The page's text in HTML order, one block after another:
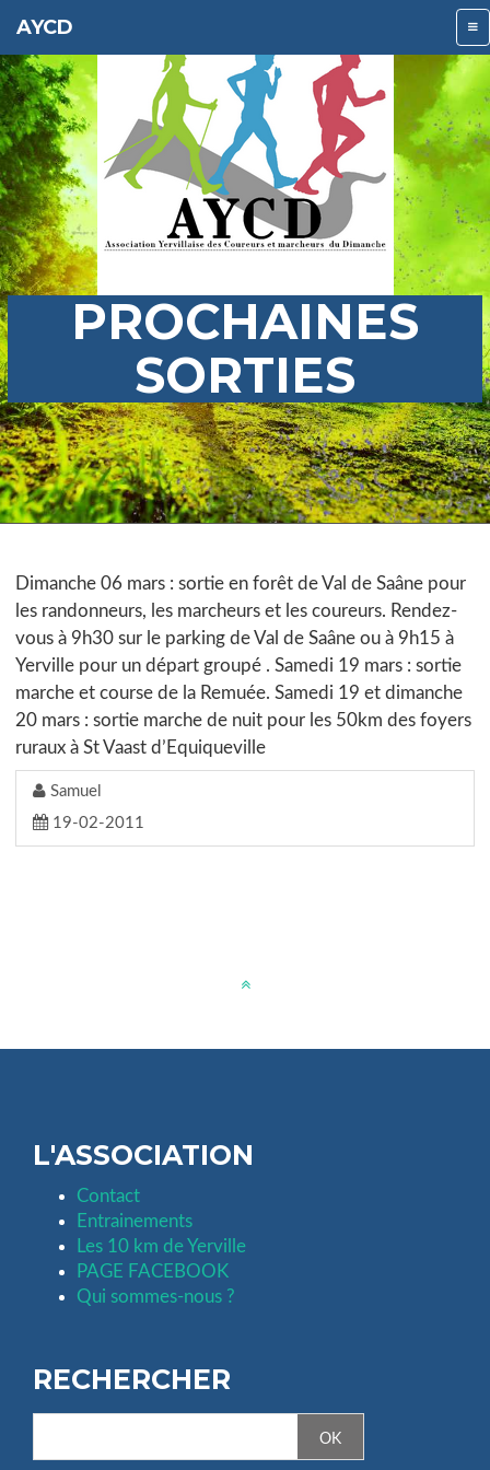
AYCD
PROCHAINES
SORTIES
Dimanche 06 mars : sortie en forêt de Val de Saâne pour
les randonneurs, les marcheurs et les coureurs. Rendez-
vous à 9h30 sur le parking de Val de Saâne ou à 9h15 à
Yerville pour un départ groupé . Samedi 19 mars : sortie
marche et course de la Remuée. Samedi 19 et dimanche
20 mars : sortie marche de nuit pour les 50km des foyers
ruraux à St Vaast d’Equiqueville
Samuel
19-02-2011
L'ASSOCIATION
Contact
Entrainements
Les 10 km de Yerville
PAGE FACEBOOK
Qui sommes-nous ?
RECHERCHER